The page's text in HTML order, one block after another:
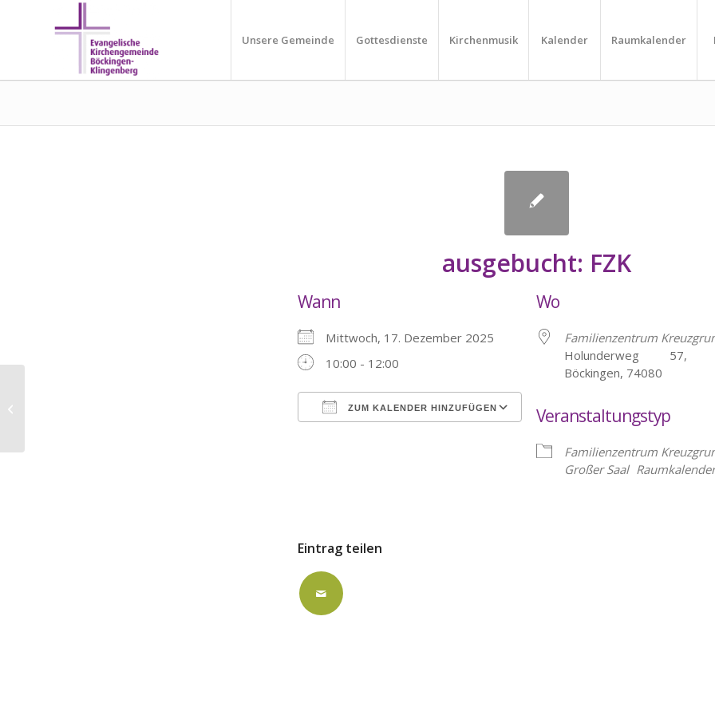
Unsere Gemeinde Gottesdienste Kirchenmusik Kalender Raumkalender
ausgebucht: FZK
Wann
Mittwoch, 17. Dezember 2025
10:00 - 12:00
ZUM KALENDER HINZUFÜGEN
Wo
Familienzentrum
Holunderweg 57,
Böckingen, 74080
Veranstaltungstyp
Familienzentrum
Großer Saal Raumkalender
Eintrag teilen